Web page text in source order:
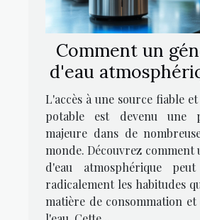
Comment un
d'eau
révolutionner
quotidien
L'accès à une source fiable
potable est devenu une
majeure dans de
monde. Découvrez comment
d'eau atmosphérique
radicalement les habitudes
matière de consommation